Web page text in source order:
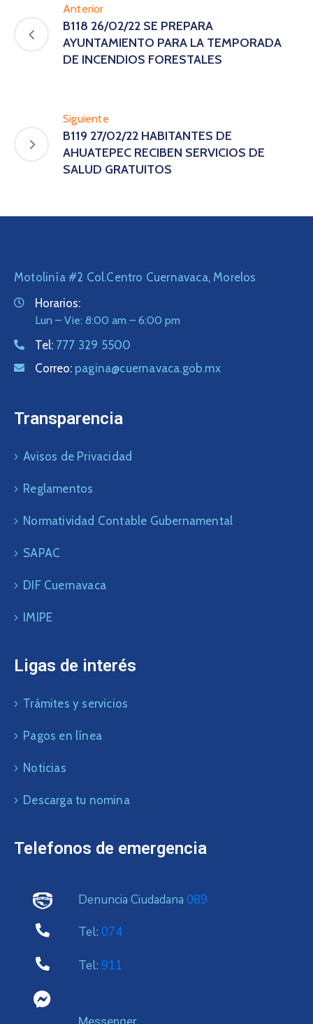
Anterior
B118 26/02/22 SE PREPARA
AYUNTAMIENTO PARA LA TEMPORADA
DE INCENDIOS FORESTALES
Siguiente
B119 27/02/22 HABITANTES DE
AHUATEPEC RECIBEN SERVICIOS DE
SALUD GRATUITOS
Motolinía #2 Col.Centro Cuernavaca, Morelos
Horarios:
Lun – Vie: 8:00 am – 6:00 pm
Tel: 777 329 5500
Correo: pagina@cuernavaca.gob.mx
Transparencia
Avisos de Privacidad
Reglamentos
Normatividad Contable Gubernamental
SAPAC
DIF Cuernavaca
IMIPE
Ligas de interés
Trámites y servicios
Pagos en línea
Noticias
Descarga tu nomina
Telefonos de emergencia
Denuncia Ciudadana 089
Tel: 074
Tel: 911